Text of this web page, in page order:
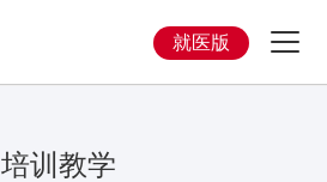
就医版
培训教学